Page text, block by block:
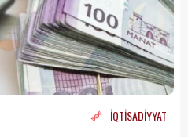
İQTİSADİYYAT